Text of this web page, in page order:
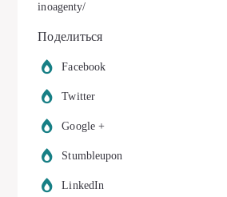
inoagenty/
Поделиться
Facebook
Twitter
Google +
Stumbleupon
LinkedIn